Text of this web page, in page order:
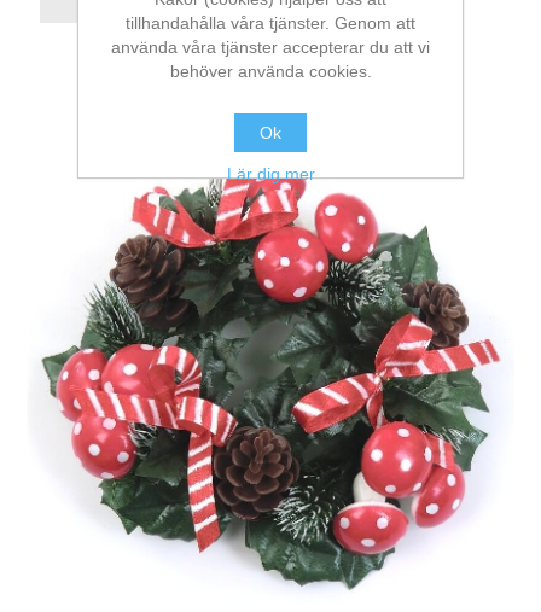
tillhandahålla våra tjänster. Genom att
använda våra tjänster accepterar du att vi
behöver använda cookies.
Ok
Lär dig mer